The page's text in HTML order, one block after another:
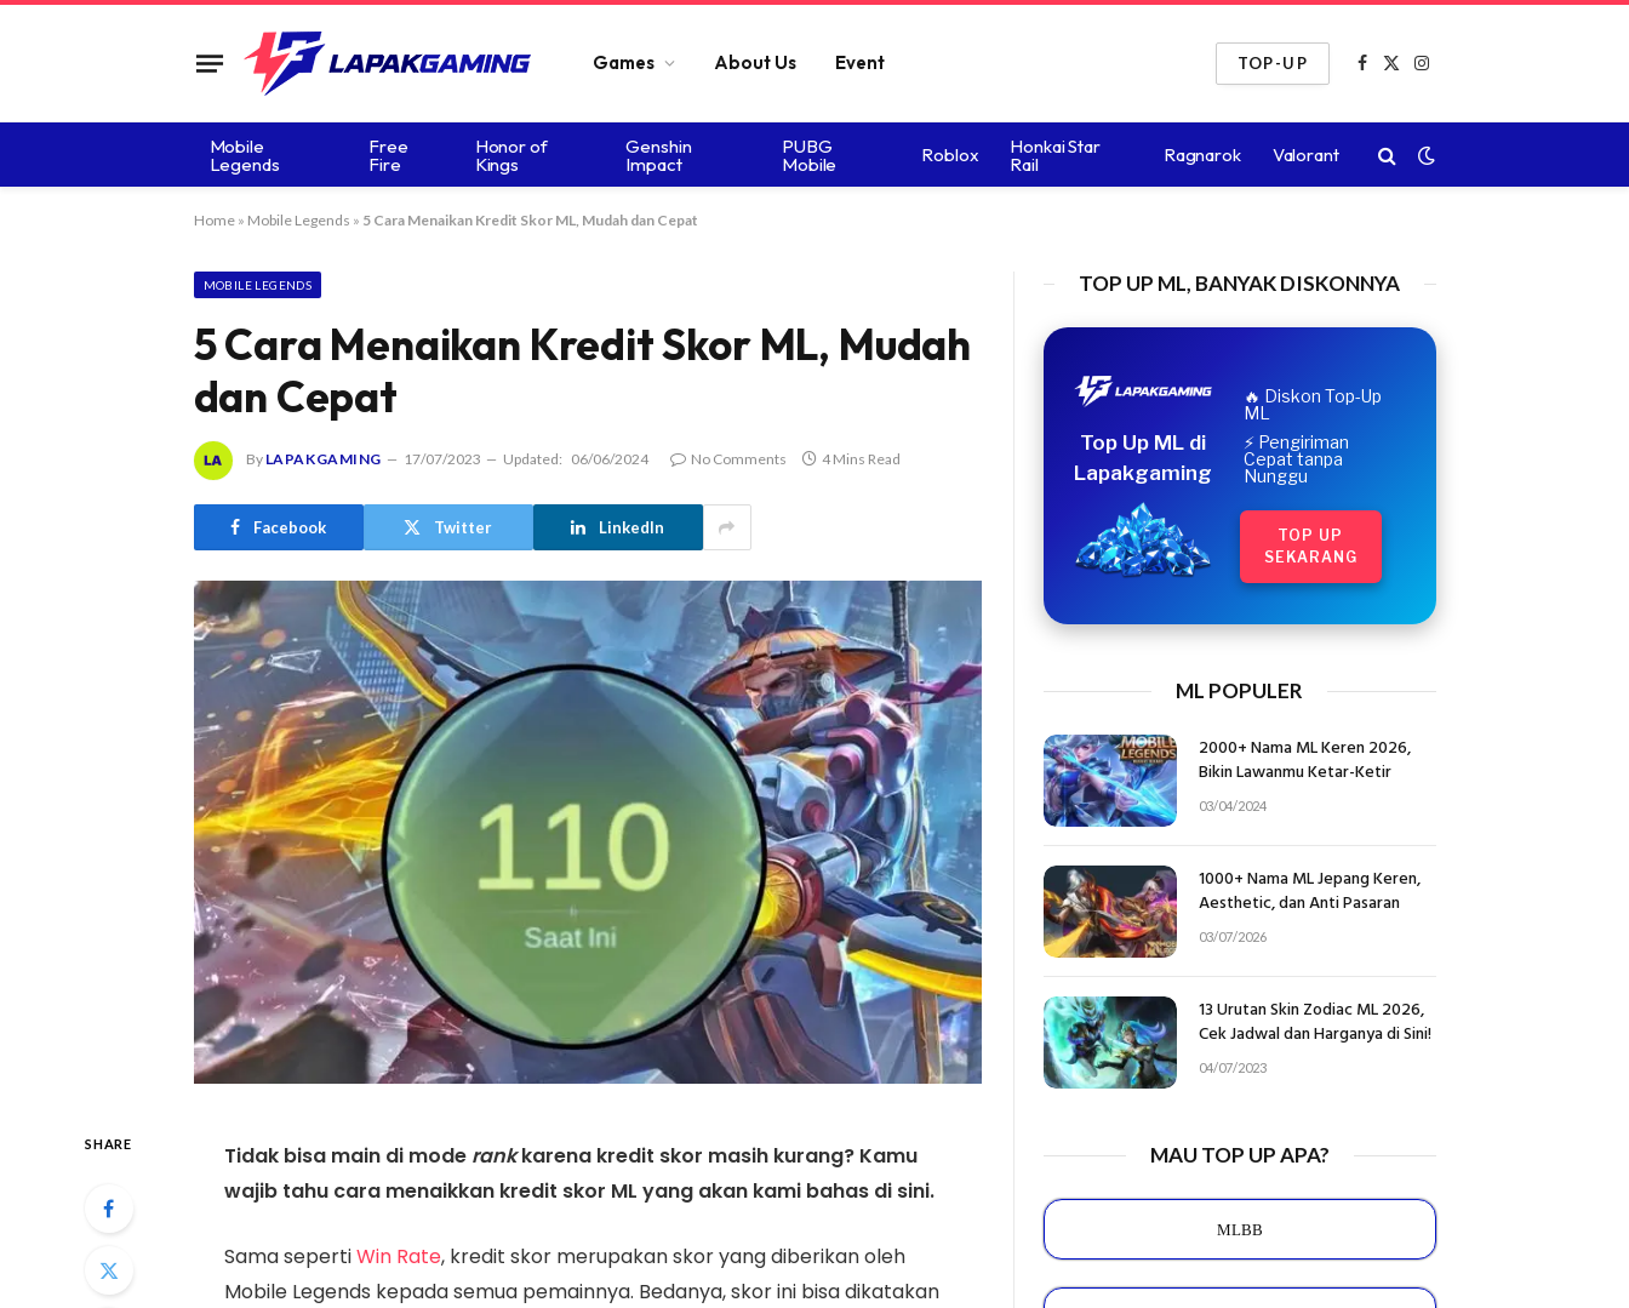
Games About Us Event TOP-UP
Facebook
X
Instagram
Mobile
Legends
Free
Fire
Honor of
Kings
Genshin
Impact
PUBG
Mobile Roblox Honkai Star
Rail Ragnarok Valorant
Home» Mobile Legends » 5 Cara Menaikan Kredit Skor ML, Mudah dan Cepat
MOBILE LEGENDS
5 Cara Menaikan Kredit Skor ML, Mudah
dan Cepat
By LAPAKGAMING 17/07/2023 Updated: 06/06/2024 No Comments 4 Mins Read
Facebook Twitter LinkedIn
SHARE Tidak bisa main di mode rankkarena kredit skor masih kurang? Kamu
wajib tahu cara menaikkan kredit skor ML yang akan kami bahas di sini.
Sama sepertiWin Rate, kredit skor merupakan skor yang diberikan oleh
Mobile Legends kepada semua pemainnya. Bedanya, skor ini bisa dikatakan
TOP UP ML, BANYAK DISKONNYA
Top Up ML di
Lapakgaming
🔥 Diskon Top-Up
ML
⚡ Pengiriman
Cepat tanpa
Nunggu
TOP UP
SEKARANG
ML POPULER
2000+ Nama ML Keren 2026,
Bikin Lawanmu Ketar-Ketir
03/04/2024
1000+ Nama ML Jepang Keren,
Aesthetic, dan Anti Pasaran
03/07/2026
13 Urutan Skin Zodiac ML 2026,
Cek Jadwal dan Harganya di Sini!
04/07/2023
MAU TOP UP APA?
MLBB